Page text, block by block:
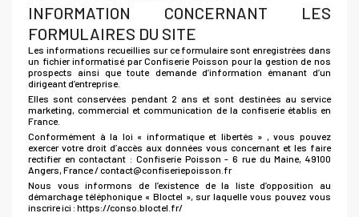
INFORMATION CONCERNANT LES
FORMULAIRES DU SITE
Les informations recueillies sur ce formulaire sont enregistrées dans
un fichier informatisé par Confiserie Poisson pour la gestion de nos
prospects ainsi que toute demande d’information émanant d’un
dirigeant d’entreprise.
Elles sont conservées pendant 2 ans et sont destinées au service
marketing, commercial et communication de la confiserie établis en
France.
Conformément à la loi « informatique et libertés » , vous pouvez
exercer votre droit d’accès aux données vous concernant et les faire
rectifier en contactant : Confiserie Poisson - 6 rue du Maine, 49100
Angers, France / contact@confiseriepoisson.fr
Nous vous informons de l’existence de la liste d’opposition au
démarchage téléphonique « Bloctel », sur laquelle vous pouvez vous
inscrire ici : https://conso.bloctel.fr/